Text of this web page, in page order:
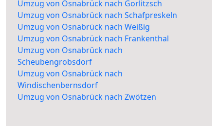
Umzug von Osnabrück nach Gorlitzsch
Umzug von Osnabrück nach Schafpreskeln
Umzug von Osnabrück nach Weißig
Umzug von Osnabrück nach Frankenthal
Umzug von Osnabrück nach
Scheubengrobsdorf
Umzug von Osnabrück nach
Windischenbernsdorf
Umzug von Osnabrück nach Zwötzen